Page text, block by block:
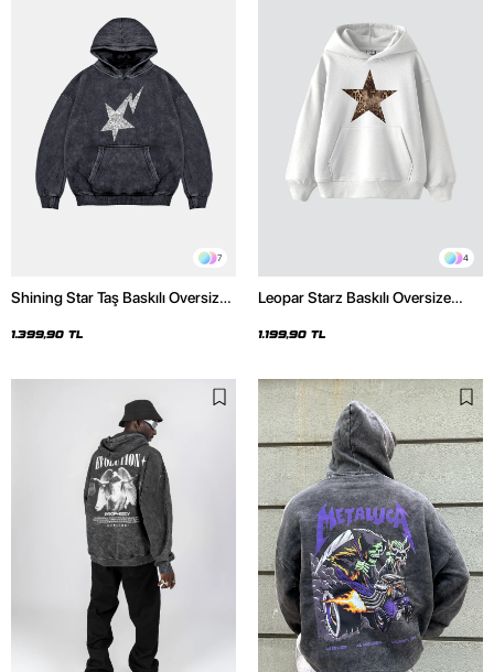
7
Shining Star Taş Baskılı Oversize
Hoodie
1.399,90 TL
4
Leopar Starz Baskılı Oversize
1.199,90 TL